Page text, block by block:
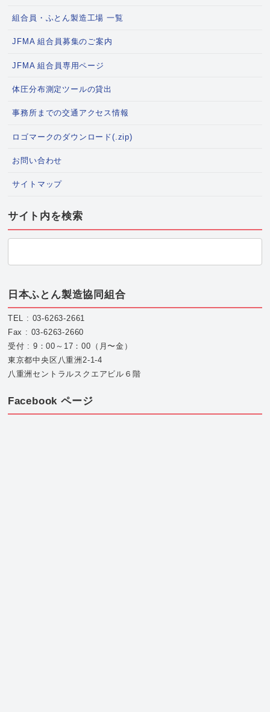
組合員・ふとん製造工場 一覧
JFMA 組合員募集のご案内
JFMA 組合員専用ページ
体圧分布測定ツールの貸出
事務所までの交通アクセス情報
ロゴマークのダウンロード(.zip)
お問い合わせ
サイトマップ
サイト内を検索
日本ふとん製造協同組合
TEL : 03-6263-2661
Fax : 03-6263-2660
受付 : 9：00～17：00（月〜金）
東京都中央区八重洲2-1-4
八重洲セントラルスクエアビル６階
Facebook ページ